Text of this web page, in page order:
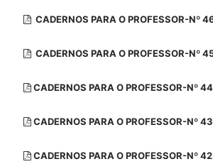
CADERNOS PARA O PROFESSOR-Nº
CADERNOS PARA O PROFESSOR-Nº
CADERNOS PARA O PROFESSOR-Nº 44
CADERNOS PARA O PROFESSOR-Nº 43
CADERNOS PARA O PROFESSOR-Nº 42